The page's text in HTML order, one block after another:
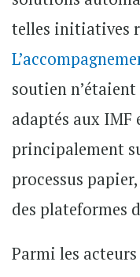
telles initiatives
soutien
adaptés aux
principalement
processus
des plateformes
Parmi les